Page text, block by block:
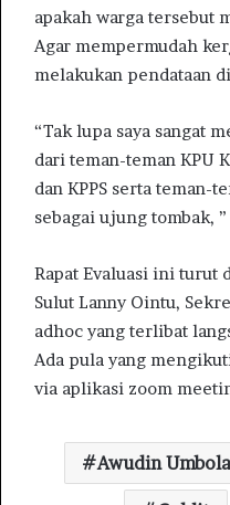
apakah warga tersebut
Agar mempermudah
melakukan pendataan
“Tak lupa saya sangat
dari teman-teman KPU
dan KPPS serta teman-
sebagai ujung tombak,
Rapat Evaluasi ini turut
Sulut Lanny Ointu,
adhoc yang terlibat
Ada pula yang
via aplikasi zoom
Awudin Umbola